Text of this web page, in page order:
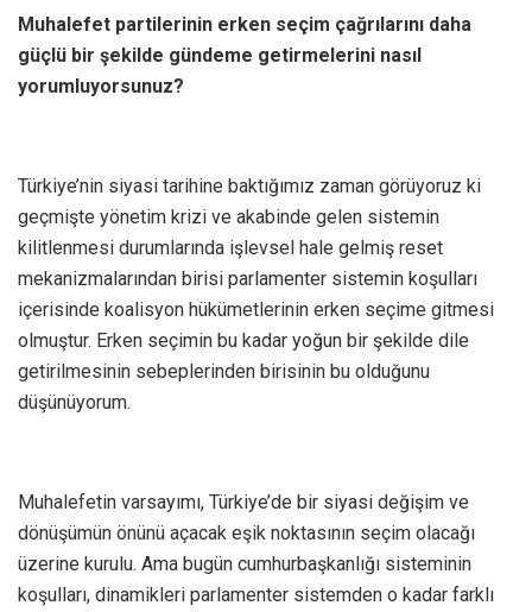
Muhalefet partilerinin erken seçim çağrılarını daha
güçlü bir şekilde gündeme getirmelerini nasıl
yorumluyorsunuz?
Türkiye’nin siyasi tarihine baktığımız zaman görüyoruz ki
geçmişte yönetim krizi ve akabinde gelen sistemin
kilitlenmesi durumlarında işlevsel hale gelmiş reset
mekanizmalarından birisi parlamenter sistemin koşulları
içerisinde koalisyon hükümetlerinin erken seçime gitmesi
olmuştur. Erken seçimin bu kadar yoğun bir şekilde dile
getirilmesinin sebeplerinden birisinin bu olduğunu
düşünüyorum.
Muhalefetin varsayımı, Türkiye’de bir siyasi değişim ve
dönüşümün önünü açacak eşik noktasının seçim olacağı
üzerine kurulu. Ama bugün cumhurbaşkanlığı sisteminin
koşulları, dinamikleri parlamenter sistemden o kadar farklı